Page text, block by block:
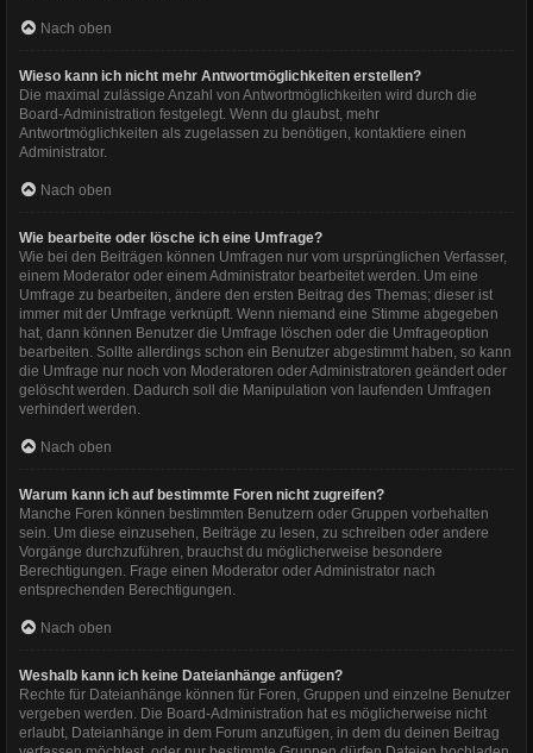
Nach oben
Wieso kann ich nicht mehr Antwortmöglichkeiten erstellen?
Die maximal zulässige Anzahl von Antwortmöglichkeiten wird durch die
Board-Administration festgelegt. Wenn du glaubst, mehr
Antwortmöglichkeiten als zugelassen zu benötigen, kontaktiere einen
Administrator.
Nach oben
Wie bearbeite oder lösche ich eine Umfrage?
Wie bei den Beiträgen können Umfragen nur vom ursprünglichen Verfasser,
einem Moderator oder einem Administrator bearbeitet werden. Um eine
Umfrage zu bearbeiten, ändere den ersten Beitrag des Themas; dieser ist
immer mit der Umfrage verknüpft. Wenn niemand eine Stimme abgegeben
hat, dann können Benutzer die Umfrage löschen oder die Umfrageoption
bearbeiten. Sollte allerdings schon ein Benutzer abgestimmt haben, so kann
die Umfrage nur noch von Moderatoren oder Administratoren geändert oder
gelöscht werden. Dadurch soll die Manipulation von laufenden Umfragen
verhindert werden.
Nach oben
Warum kann ich auf bestimmte Foren nicht zugreifen?
Manche Foren können bestimmten Benutzern oder Gruppen vorbehalten
sein. Um diese einzusehen, Beiträge zu lesen, zu schreiben oder andere
Vorgänge durchzuführen, brauchst du möglicherweise besondere
Berechtigungen. Frage einen Moderator oder Administrator nach
entsprechenden Berechtigungen.
Nach oben
Weshalb kann ich keine Dateianhänge anfügen?
Rechte für Dateianhänge können für Foren, Gruppen und einzelne Benutzer
vergeben werden. Die Board-Administration hat es möglicherweise nicht
erlaubt, Dateianhänge in dem Forum anzufügen, in dem du deinen Beitrag